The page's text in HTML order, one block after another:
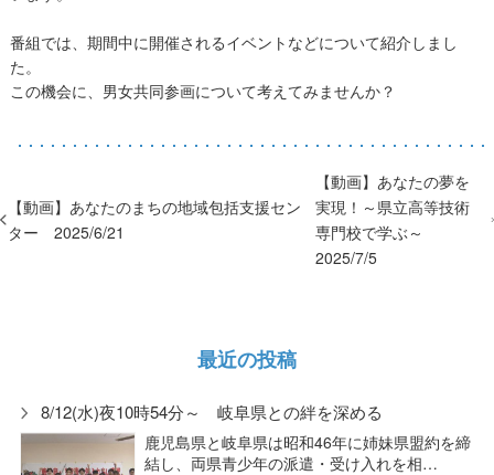
番組では、期間中に開催されるイベントなどについて紹介しまし
た。
この機会に、男女共同参画について考えてみませんか？
【動画】あなたのまちの地域包括支援セン
ター 2025/6/21
【動画】あなたの夢を
実現！～県立高等技術
専門校で学ぶ～
2025/7/5
最近の投稿
8/12(水)夜10時54分～ 岐阜県との絆を深める
鹿児島県と岐阜県は昭和46年に姉妹県盟約を締
結し、両県青少年の派遣・受け入れを相…